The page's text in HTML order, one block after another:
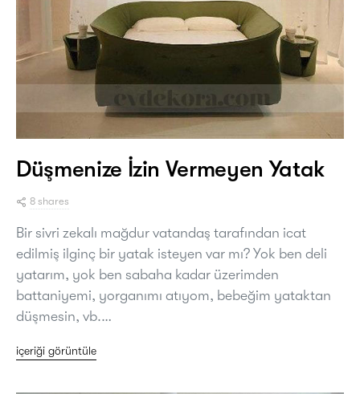
Düşmenize İzin Vermeyen Yatak
8 shares
Bir sivri zekalı mağdur vatandaş tarafından icat
edilmiş ilginç bir yatak isteyen var mı? Yok ben deli
yatarım, yok ben sabaha kadar üzerimden
battaniyemi, yorganımı atıyom, bebeğim yataktan
düşmesin, vb.…
içeriği görüntüle